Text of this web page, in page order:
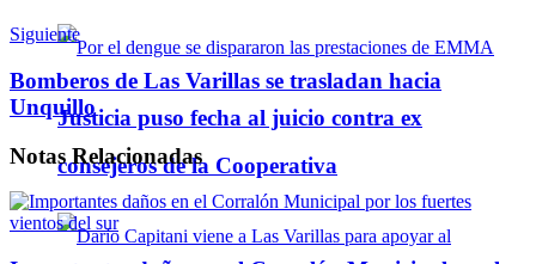
Justicia puso fecha al juicio contra ex
consejeros de la Cooperativa
Siguiente
Bomberos de Las Varillas se trasladan hacia
Unquillo
Notas Relacionadas